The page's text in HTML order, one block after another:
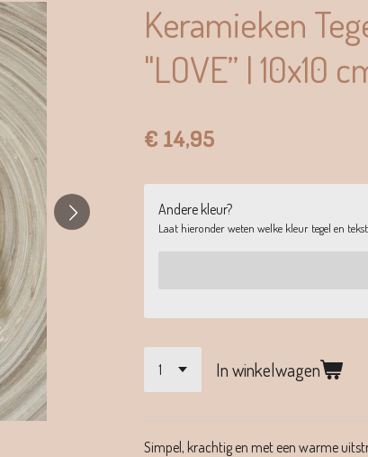
Keramieken
"LOVE” | 10x10
€ 14,95
Andere kleur?
Laat hieronder weten welke kleur tegel en
In winkelwagen
Simpel, krachtig en met een warme